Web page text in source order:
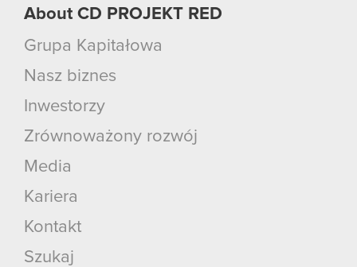
About CD PROJEKT RED
Grupa Kapitałowa
Nasz biznes
Inwestorzy
Zrównoważony rozwój
Media
Kariera
Kontakt
Szukaj